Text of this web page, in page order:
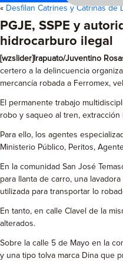
« Desfilan Catrines y Catrinas de
PGJE, SSPE y
hidrocarburo ilegal
[wzslider]Irapuato/Juventino
certero a la delincuencia
mercancía robada a Ferromex,
El permanente trabajo
robo y saqueo al tren,
Para ello, los agentes
Ministerio Público, Peritos,
En la comunidad San José
para llanta de carro, una
utilizada para transportar lo
En tanto, en calle Clavel de la
alterados.
Sobre la calle 5 de Mayo en la
y una tipo tolva marca Dina que